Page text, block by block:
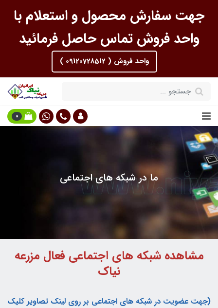
جهت سفارش محصول و استعلام با
واحد فروش تماس حاصل فرمائید
واحد فروش ( 09120728512 )
0
ما در شبکه های اجتماعی
مشاهده شبکه های اجتماعی فعال مزرعه
نیاک
(جهت عضویت در شبکه های اجتماعی بر روی لینک تصاویر کلیک